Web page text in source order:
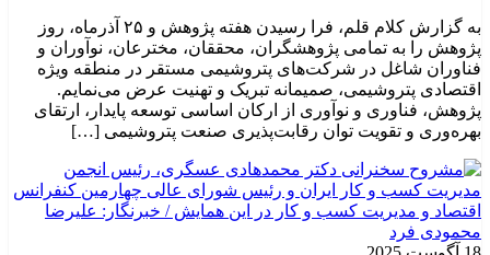
به گزارش کلام قلم، فرا رسیدن هفته پژوهش و ۲۵ آذرماه، روز
پژوهش را به تمامی پژوهشگران، محققان، مخترعان، نوآوران و
فناوران شاغل در شرکت‌های پتروشیمی مستقر در منطقه ویژه
اقتصادی پتروشیمی، صمیمانه تبریک و تهنیت عرض می‌نمایم.
پژوهش، فناوری و نوآوری از ارکان اساسی توسعه پایدار، ارتقای
بهره‌وری و تقویت توان رقابت‌پذیری صنعت پتروشیمی […]